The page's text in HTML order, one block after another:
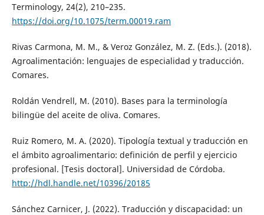
Terminology, 24(2), 210–235.
https://doi.org/10.1075/term.00019.ram
Rivas Carmona, M. M., & Veroz González, M. Z. (Eds.). (2018).
Agroalimentación: lenguajes de especialidad y traducción.
Comares.
Roldán Vendrell, M. (2010). Bases para la terminología
bilingüe del aceite de oliva. Comares.
Ruiz Romero, M. A. (2020). Tipología textual y traducción en
el ámbito agroalimentario: definición de perfil y ejercicio
profesional. [Tesis doctoral]. Universidad de Córdoba.
http://hdl.handle.net/10396/20185
Sánchez Carnicer, J. (2022). Traducción y discapacidad: un